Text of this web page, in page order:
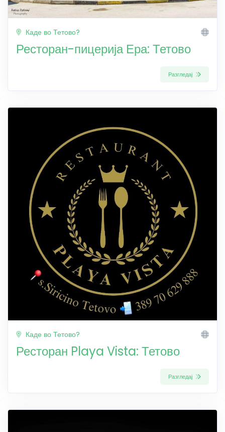
Каде во Тетово?
Ресторан-пицерија Ера: Тетово
Разгледај
Каде во Тетово?
Ресторан Playa Vista: Тетово
Разгледај